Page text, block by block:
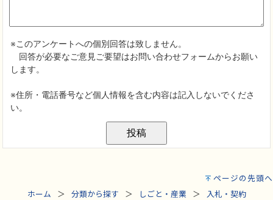
ページの先頭へ
ホーム
分類から探す しごと・産業
入札・契約